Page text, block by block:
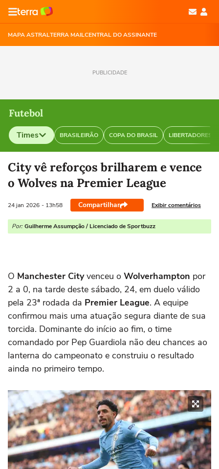
MAPA ASTRALTERRA MAILCENTRAL DO ASSINANTE
PUBLICIDADE
Futebol
Times BRASILEIRÃO COPA DO BRASIL LIBERTADORES
Selecione o time para ver as notícias
City vê reforços brilharem e vence
o Wolves na Premier League
24 jan 2026 - 13h58 Compartilhar Exibir comentários
Por: Guilherme Assumpção / Licenciado de Sportbuzz
O Manchester Cityvenceu o Wolverhampton por
2 a 0, na tarde deste sábado, 24, em duelo válido
pela 23ª rodada da Premier League. A equipe
confirmou mais uma atuação segura diante de sua
torcida. Dominante do início ao fim, o time
comandado por Pep Guardiola não deu chances ao
lanterna do campeonato e construiu o resultado
ainda no primeiro tempo.